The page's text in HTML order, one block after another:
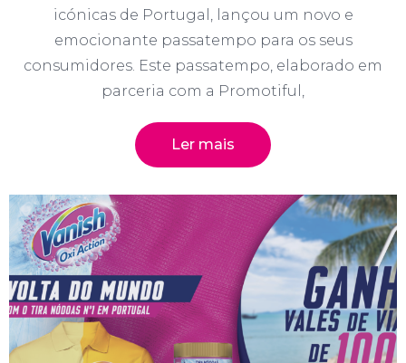
icónicas de Portugal, lançou um novo e
emocionante passatempo para os seus
consumidores. Este passatempo, elaborado em
parceria com a Promotiful,
Ler mais